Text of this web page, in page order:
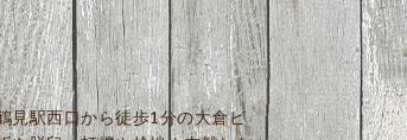
見駅西口から徒歩1分の大倉ビ